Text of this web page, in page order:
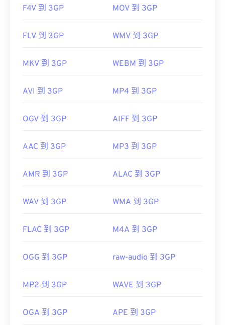
F4V 到 3GP MOV 到 3GP
FLV 到 3GP WMV 到 3GP
MKV 到 3GP WEBM 到 3GP
AVI 到 3GP MP4 到 3GP
OGV 到 3GP AIFF 到 3GP
AAC 到 3GP MP3 到 3GP
AMR 到 3GP ALAC 到 3GP
WAV 到 3GP WMA 到 3GP
FLAC 到 3GP M4A 到 3GP
OGG 到 3GP raw-audio 到 3GP
MP2 到 3GP WAVE 到 3GP
OGA 到 3GP APE 到 3GP